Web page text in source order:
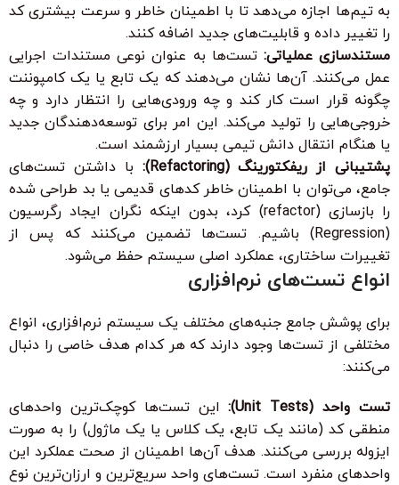
به تیم‌ها اجازه می‌دهد تا با اطمینان خاطر و سرعت بیشتری کد
را تغییر داده و قابلیت‌های جدید اضافه کنند.
مستندسازی عملیاتی: تست‌ها به عنوان نوعی مستندات اجرایی
عمل می‌کنند. آن‌ها نشان می‌دهند که یک تابع یا یک کامپوننت
چگونه قرار است کار کند و چه ورودی‌هایی را انتظار دارد و چه
خروجی‌هایی را تولید می‌کند. این امر برای توسعه‌دهندگان جدید
یا هنگام انتقال دانش تیمی بسیار ارزشمند است.
پشتیبانی از ریفکتورینگ (Refactoring):
با داشتن تست‌های
جامع، می‌توان با اطمینان خاطر کدهای قدیمی یا بد طراحی شده
را بازسازی (refactor) کرد، بدون اینکه نگران ایجاد رگرسیون
(Regression) باشیم. تست‌ها تضمین می‌کنند که پس از
تغییرات ساختاری، عملکرد اصلی سیستم حفظ می‌شود.
انواع تست‌های نرم‌افزاری
برای پوشش جامع جنبه‌های مختلف یک سیستم نرم‌افزاری، انواع
مختلفی از تست‌ها وجود دارند که هر کدام هدف خاصی را دنبال
می‌کنند:
تست واحد (Unit Tests):
این تست‌ها کوچک‌ترین واحدهای
منطقی کد (مانند یک تابع، یک کلاس یا یک ماژول) را به صورت
ایزوله بررسی می‌کنند. هدف آن‌ها اطمینان از صحت عملکرد این
واحدهای منفرد است. تست‌های واحد سریع‌ترین و ارزان‌ترین نوع